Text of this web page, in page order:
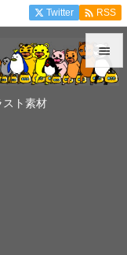
スト素材


Twitter  RSS